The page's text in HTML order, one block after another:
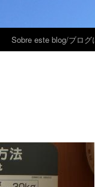
Sobre este blog/ブログ